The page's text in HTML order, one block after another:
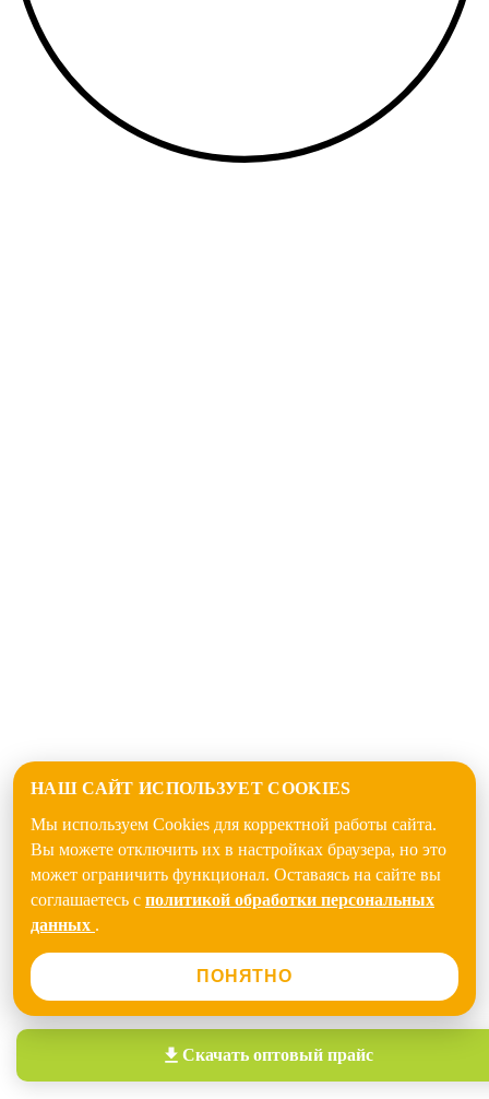
НАШ САЙТ ИСПОЛЬЗУЕТ COOKIES
Мы используем Cookies для корректной работы сайта.
Вы можете отключить их в настройках браузера, но это
может ограничить функционал. Оставаясь на сайте вы
соглашаетесь с политикой обработки персональных
данных .
ПОНЯТНО
Скачать оптовый прайс